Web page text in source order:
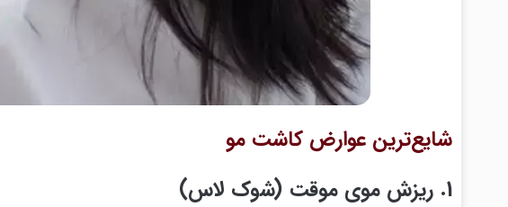
شایع‌ترین عوارض کاشت مو
1. ریزش موی موقت (شوک لاس)